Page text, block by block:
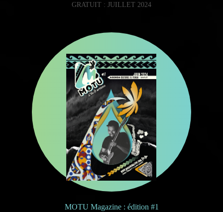
GRATUIT : JUILLET 2024
MOTU Magazine : édition #1